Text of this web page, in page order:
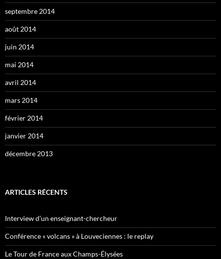
septembre 2014
août 2014
juin 2014
mai 2014
avril 2014
mars 2014
février 2014
janvier 2014
décembre 2013
ARTICLES RÉCENTS
Interview d’un enseignant-chercheur
Conférence « volcans » à Louveciennes : le replay
Le Tour de France aux Champs-Élysées